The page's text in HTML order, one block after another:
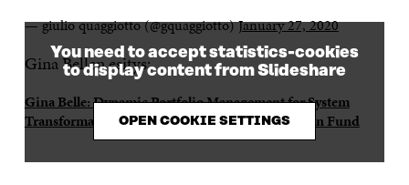
— giulio quaggiotto (@gquaggiotto)January 27, 2020
Gina Bellen esitys:
You need to accept statistics-cookies
to display content from Slideshare
OPEN COOKIE SETTINGS
Gina Belle: Dynamic Portfolio Management for System
Transformation
fromSitra the Finnish Innovation Fund